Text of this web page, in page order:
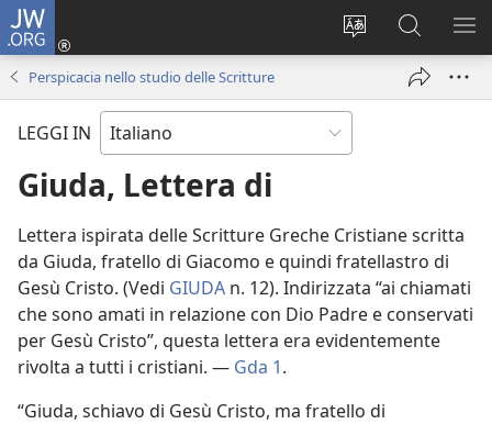
JW.ORG
Modificare
Accedi
(apre
finestra)
Cerca
in
JW.ORG
Perspicacia nello studio delle Scritture
LEGGI IN
Giuda, Lettera di
Lettera ispirata delle Scritture Greche Cristiane scritta
da Giuda, fratello di Giacomo e quindi fratellastro di
Gesù Cristo. (Vedi GIUDA n. 12). Indirizzata “ai chiamati
che sono amati in relazione con Dio Padre e conservati
per Gesù Cristo”, questa lettera era evidentemente
rivolta a tutti i cristiani. — Gda 1.
“Giuda, schiavo di Gesù Cristo, ma fratello di